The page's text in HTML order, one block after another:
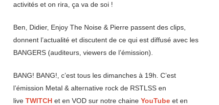
activités et on rira, ça va de soi !
Ben, Didier, Enjoy The Noise & Pierre passent des clips,
donnent l’actualité et discutent de ce qui est diffusé avec les
BANGERS (auditeurs, viewers de l’émission).
BANG! BANG!, c’est tous les dimanches à 19h. C’est
l’émission Metal & alternative rock de RSTLSS en
live TWITCH et en VOD sur notre chaine YouTube et en